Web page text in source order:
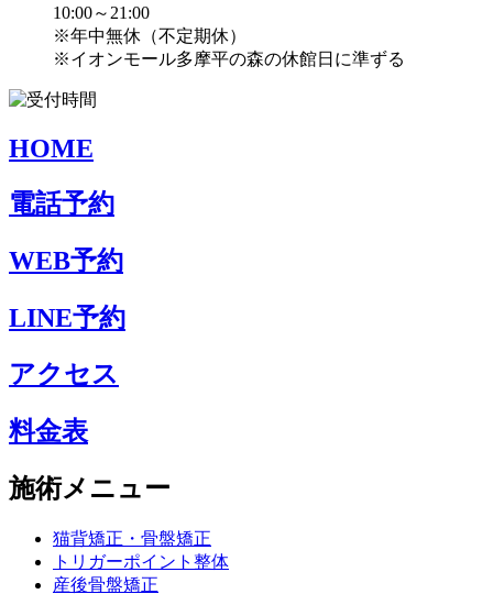
10:00～21:00
※年中無休（不定期休）
※イオンモール多摩平の森の休館日に準ずる
HOME
電話予約
WEB予約
LINE予約
アクセス
料金表
施術メニュー
猫背矯正・骨盤矯正
トリガーポイント整体
産後骨盤矯正